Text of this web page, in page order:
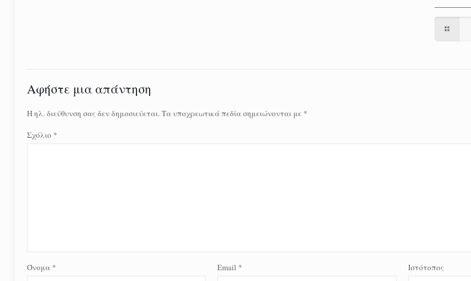
Αφήστε μια απάντηση
Η ηλ. διεύθυνση σας δεν δημοσιεύεται.Τα υποχρεωτικά πεδία σημειώνονται με *
Σχόλιο *
Όνομα * Email * Ιστότοπος